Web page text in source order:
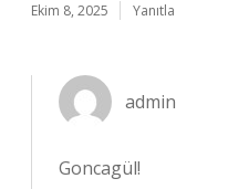
Ekim 8, 2025 Yanıtla
admin
Goncagül!